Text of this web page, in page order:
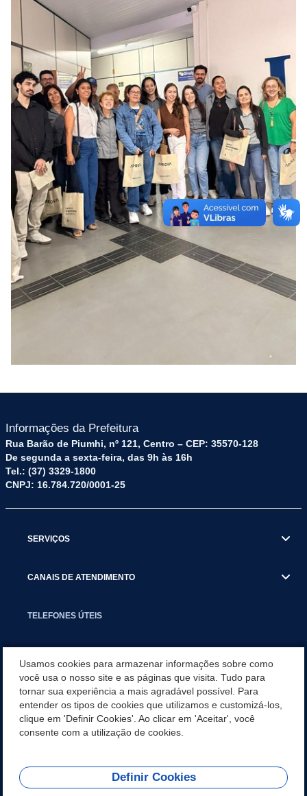
Informações da Prefeitura
Rua Barão de Piumhi, nº 121, Centro – CEP: 35570-128
De segunda a sexta-feira, das 9h às 16h
Tel.: (37) 3329-1800
CNPJ: 16.784.720/0001-25
SERVIÇOS
CANAIS DE ATENDIMENTO
TELEFONES ÚTEIS
NOTÍCIAS
APLICATIVO
REDES SOCIAIS
Usamos cookies para armazenar informações sobre como
você usa o nosso site e as páginas que visita. Tudo para
tornar sua experiência a mais agradável possível. Para
entender os tipos de cookies que utilizamos e customizá-los,
clique em 'Definir Cookies'. Ao clicar em 'Aceitar', você
consente com a utilização de cookies.
Definir Cookies